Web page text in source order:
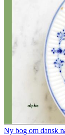
Ny bog om dansk